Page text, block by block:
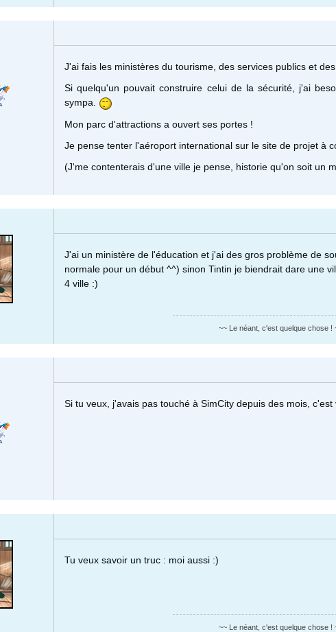
J'ai fais les ministères du tourisme, des services publics et
Si quelqu'un pouvait construire celui de la sécurité, j'ai
sympa.
Mon parc d'attractions a ouvert ses portes !
Je pense tenter l'aéroport international sur le site de projet à
(J'me contenterais d'une ville je pense, historie qu'on soit un
J'ai un ministère de l'éducation et j'ai des gros problème de
normale pour un début ^^) sinon Tintin je biendrait dare une
4 ville :)
~~ Le néant, c'est quelque chose !
Si tu veux, j'avais pas touché à SimCity depuis des mois, c'est
Tu veux savoir un truc : moi aussi :)
~~ Le néant, c'est quelque chose !